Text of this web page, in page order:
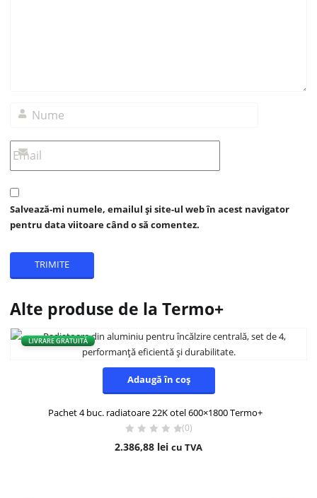
Salvează-mi numele, emailul și site-ul web în acest navigator
pentru data viitoare când o să comentez.
Alte produse de la Termo+
LIVRARE GRATUITĂ
Adaugă în coș
Pachet 4 buc. radiatoare 22K otel 600×1800 Termo+
(0)
2.386,88 lei cu TVA